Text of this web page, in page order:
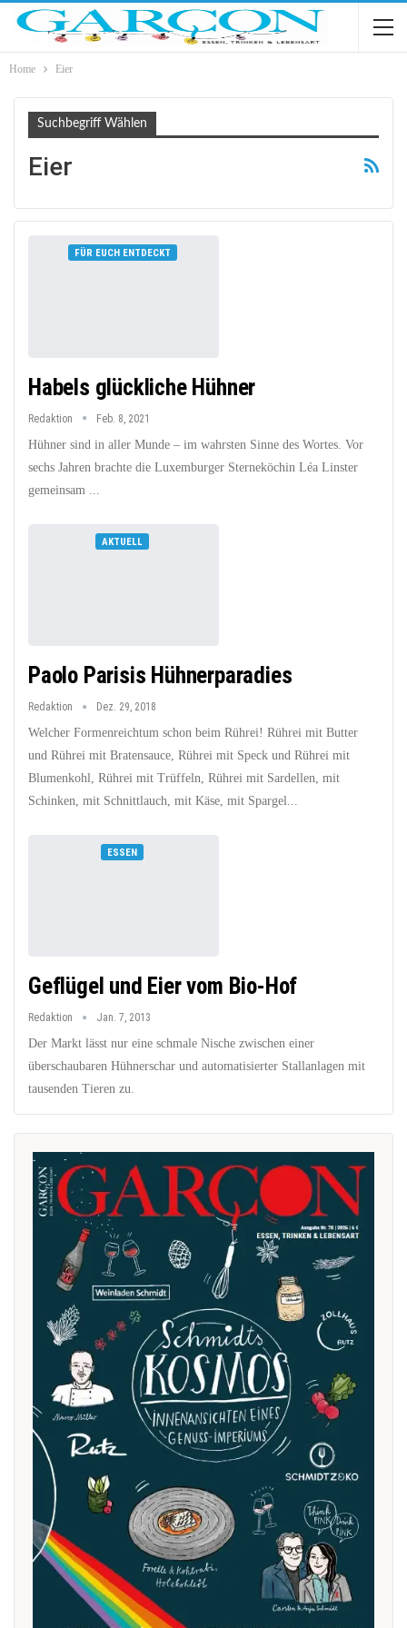
Home Eier
Suchbegriff Wählen
Eier
FÜR EUCH ENTDECKT
Habels glückliche Hühner
Redaktion Feb. 8, 2021
Hühner sind in aller Munde – im wahrsten Sinne des Wortes. Vor
sechs Jahren brachte die Luxemburger Sterneköchin Léa Linster
gemeinsam ...
AKTUELL
Paolo Parisis Hühnerparadies
Redaktion Dez. 29, 2018
Welcher Formenreichtum schon beim Rührei! Rührei mit Butter
und Rührei mit Bratensauce, Rührei mit Speck und Rührei mit
Blumenkohl, Rührei mit Trüffeln, Rührei mit Sardellen, mit
Schinken, mit Schnittlauch, mit Käse, mit Spargel...
ESSEN
Geflügel und Eier vom Bio-Hof
Redaktion Jan. 7, 2013
Der Markt lässt nur eine schmale Nische zwischen einer
überschaubaren Hühnerschar und automatisierter Stallanlagen mit
tausenden Tieren zu.